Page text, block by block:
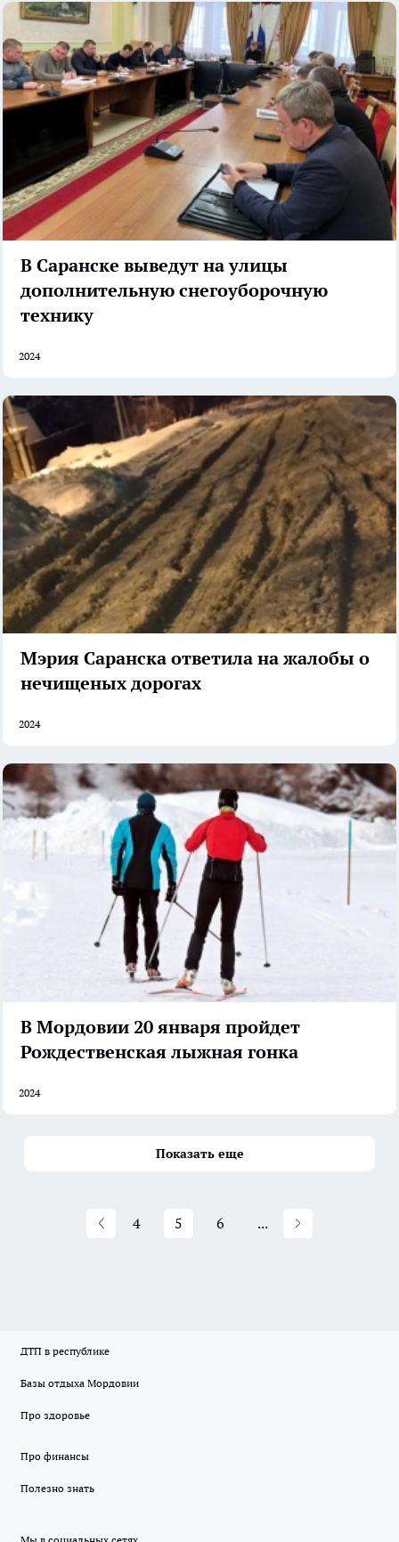
В Саранске выведут на улицы
дополнительную снегоуборочную
технику
2024
Мэрия Саранска ответила на жалобы о
нечищеных дорогах
2024
В Мордовии 20 января пройдет
Рождественская лыжная гонка
2024
Показать еще
4 5 6 ...
ДТП в республике
Базы отдыха Мордовии
Про здоровье
Про финансы
Полезно знать